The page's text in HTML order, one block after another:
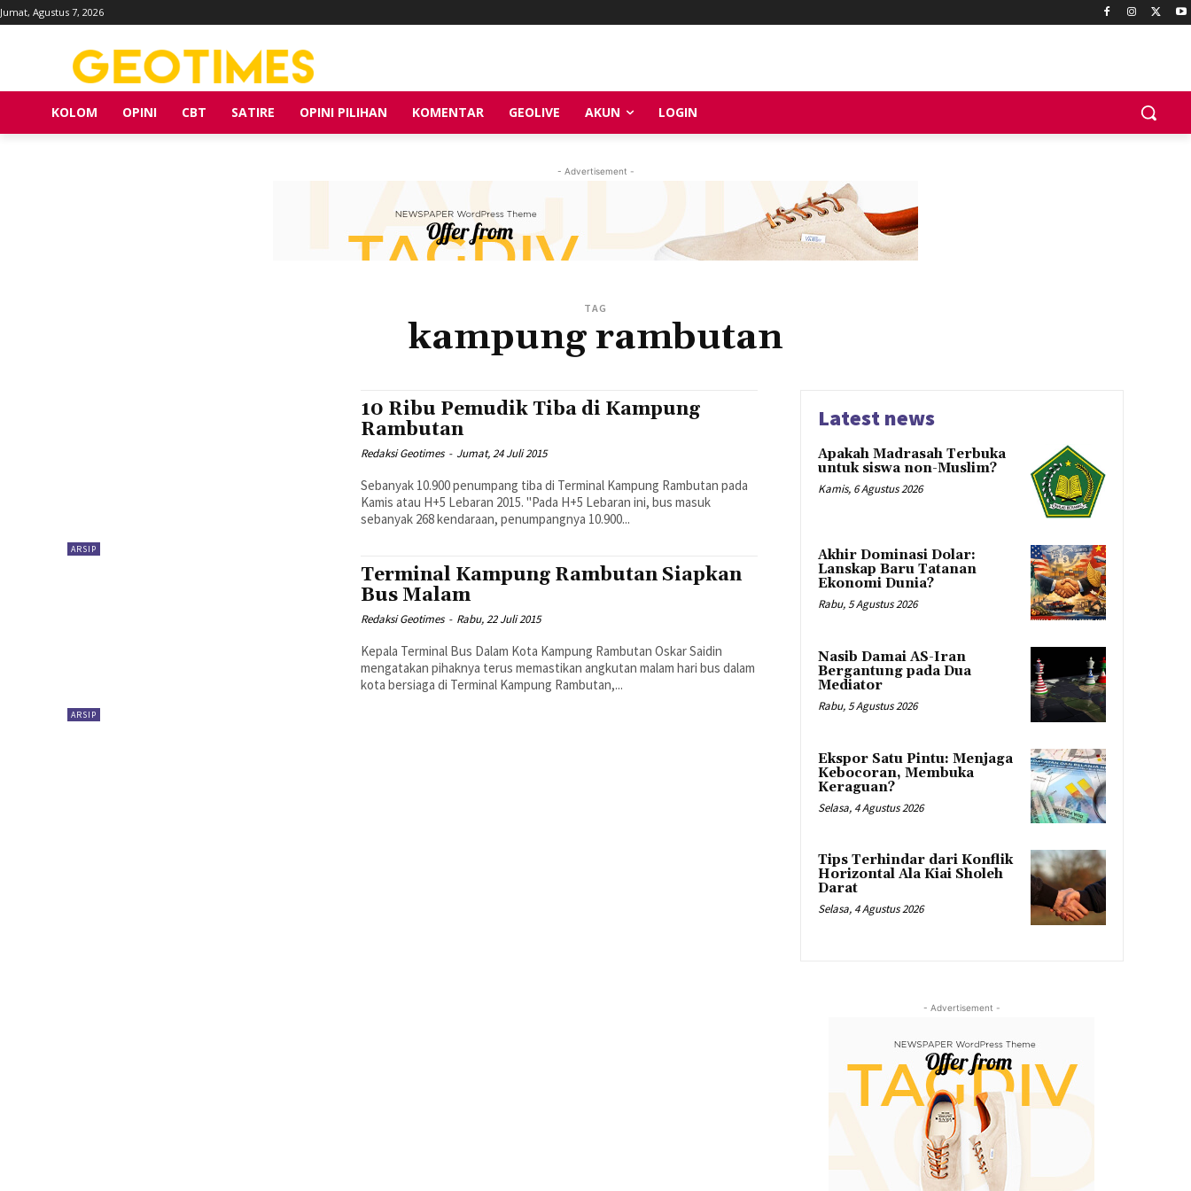
Jumat, Agustus 7, 2026
KOLOM OPINI CBT SATIRE OPINI PILIHAN KOMENTAR GEOLIVE AKUN LOGIN
- Advertisement -
TAG
kampung rambutan
ARSIP
10 Ribu Pemudik Tiba di Kampung
Rambutan
Redaksi Geotimes - Jumat, 24 Juli 2015
Sebanyak 10.900 penumpang tiba di Terminal Kampung Rambutan pada
Kamis atau H+5 Lebaran 2015. "Pada H+5 Lebaran ini, bus masuk
sebanyak 268 kendaraan, penumpangnya 10.900...
ARSIP
Terminal Kampung Rambutan Siapkan
Bus Malam
Redaksi Geotimes - Rabu, 22 Juli 2015
Kepala Terminal Bus Dalam Kota Kampung Rambutan Oskar Saidin
mengatakan pihaknya terus memastikan angkutan malam hari bus dalam
kota bersiaga di Terminal Kampung Rambutan,...
Latest news
Apakah Madrasah Terbuka
untuk siswa non-Muslim?
Kamis, 6 Agustus 2026
Akhir Dominasi Dolar:
Lanskap Baru Tatanan
Ekonomi Dunia?
Rabu, 5 Agustus 2026
Nasib Damai AS-Iran
Bergantung pada Dua
Mediator
Rabu, 5 Agustus 2026
Ekspor Satu Pintu: Menjaga
Kebocoran, Membuka
Keraguan?
Selasa, 4 Agustus 2026
Tips Terhindar dari Konflik
Horizontal Ala Kiai Sholeh
Darat
Selasa, 4 Agustus 2026
- Advertisement -